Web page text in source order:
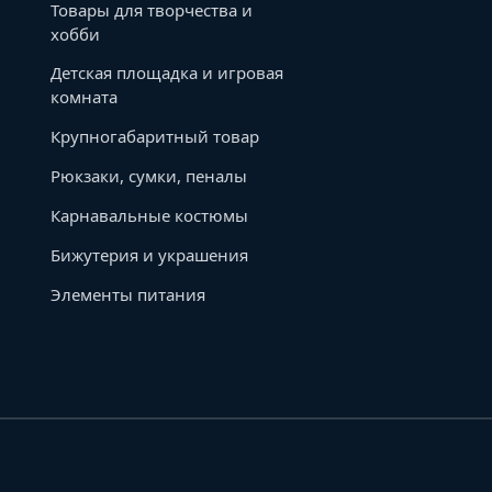
Товары для творчества и
хобби
Детская площадка и игровая
комната
Крупногабаритный товар
Рюкзаки, сумки, пеналы
Карнавальные костюмы
Бижутерия и украшения
Элементы питания